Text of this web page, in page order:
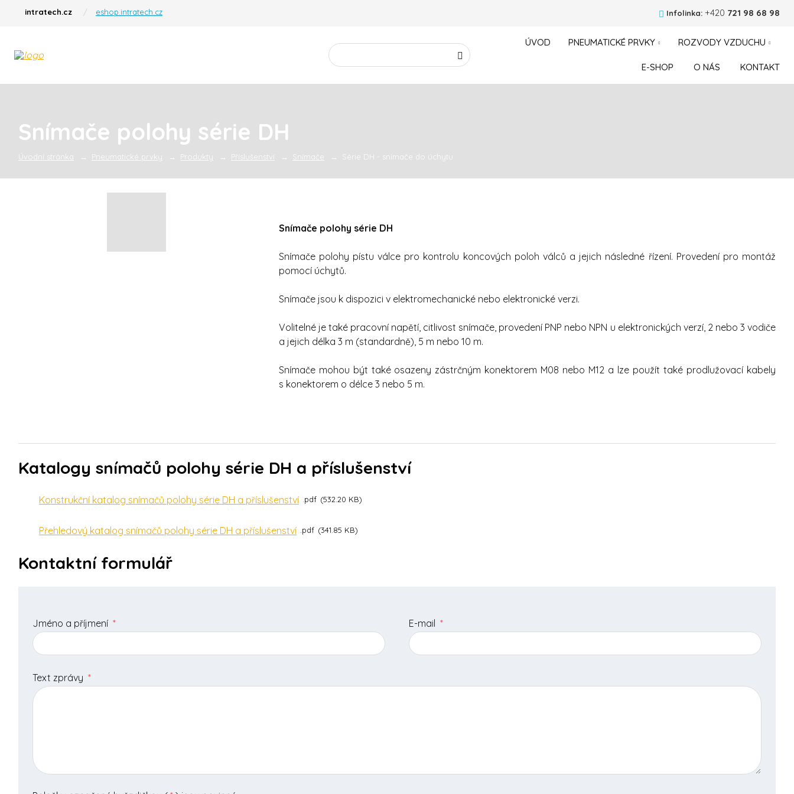
intratech.cz eshop.intratech.cz Infolinka: +420 721 98 68 98
Vyhledávání Hledat
ÚVOD PNEUMATICKÉ PRVKY ROZVODY VZDUCHU
E-SHOP O NÁS KONTAKT
Snímače polohy série DH
Úvodní stránka Pneumatické prvky Produkty Příslušenství Snímače Série DH - snímače do úchytu
Snímače polohy série DH
Snímače polohy pístu válce pro kontrolu koncových poloh válců a jejich následné řízení. Provedení pro montáž
pomocí úchytů.
Snímače jsou k dispozici v elektromechanické nebo elektronické verzi.
Volitelné je také pracovní napětí, citlivost snímače, provedení PNP nebo NPN u elektronických verzí, 2 nebo 3 vodiče
a jejich délka 3 m (standardně), 5 m nebo 10 m.
Snímače mohou být také osazeny zástrčným konektorem M08 nebo M12 a lze použít také prodlužovací kabely
s konektorem o délce 3 nebo 5 m.
Katalogy snímačů polohy série DH a příslušenství
Konstrukční katalog snímačů polohy série DH a příslušenství pdf 532.20 KB
Přehledový katalog snímačů polohy série DH a příslušenství pdf 341.85 KB
Kontaktní formulář
Jméno a příjmení * E-mail *
Text zprávy *